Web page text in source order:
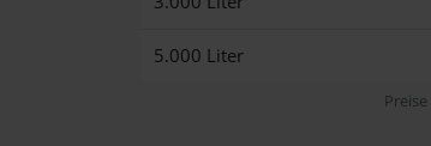
5.000 Liter